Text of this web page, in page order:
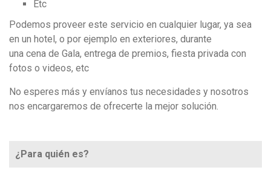
Etc
Podemos proveer este servicio en cualquier lugar, ya sea
en un hotel, o por ejemplo en exteriores, durante
una cena de Gala, entrega de premios, fiesta privada con
fotos o videos, etc
No esperes más y envíanos tus necesidades y nosotros
nos encargaremos de ofrecerte la mejor solución.
¿Para quién es?